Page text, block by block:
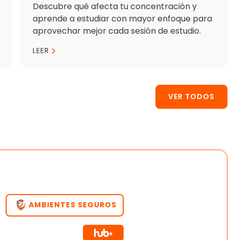
Descubre qué afecta tu concentración y
aprende a estudiar con mayor enfoque para
aprovechar mejor cada sesión de estudio.
LEER
VER TODOS
AMBIENTES SEGUROS